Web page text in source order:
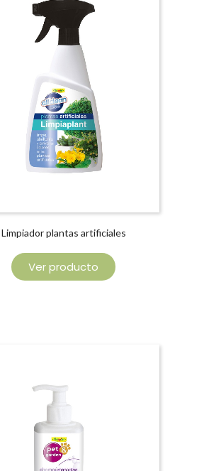
Limpiador plantas artificiales
Ver producto